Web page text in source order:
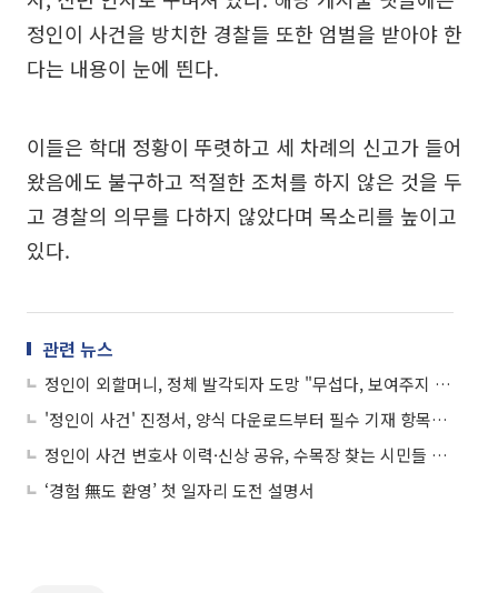
정인이 사건을 방치한 경찰들 또한 엄벌을 받아야 한
다는 내용이 눈에 띈다.
이들은 학대 정황이 뚜렷하고 세 차례의 신고가 들어
왔음에도 불구하고 적절한 조처를 하지 않은 것을 두
고 경찰의 의무를 다하지 않았다며 목소리를 높이고
있다.
관련 뉴스
정인이 외할머니, 정체 발각되자 도망 "무섭다, 보여주지 마라"
'정인이 사건' 진정서, 양식 다운로드부터 필수 기재 항목까지
정인이 사건 변호사 이력·신상 공유, 수목장 찾는 시민들 "정인이에겐 우리가 전부"
‘경험 無도 환영’ 첫 일자리 도전 설명서